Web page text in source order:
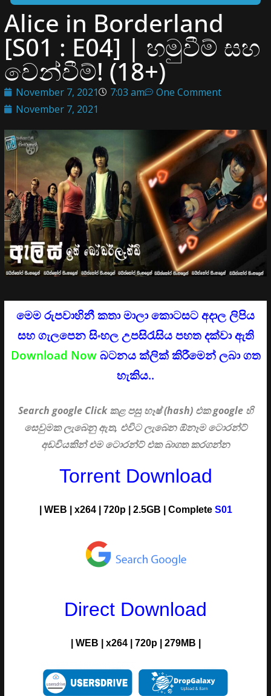
Alice in Borderland
[S01 : E04] | හමුවීම් සහ
වෙන්වීම්! (18+)
November 7, 2021 7:03 am
One Comment
November 7, 2021
මෙම රුපවාහිනී කතා මාලා කොටසට අදාල ලිපිය
සහ ගැලපෙන සිංහල උපසිරැසිය පහත දක්වා ඇති
Download Nowබටනය ක්ලික් කිරීමෙන් ලබා ගත
හැකිය..
Search google Clickකළ පසු හෑෂ් (hash) එක google හි
සෙවුමක ලැබෙනු ඇත, එවිට ලැබෙන ඕනෑම ටොරන්ට්
අඩවියකින් එම ටොරන්ට් එක බාගත කරගන්න
Torrent Download
| WEB | x264 | 720p | 2.5GB | Complete S01
Direct Download
| WEB | x264 | 720p | 279MB |